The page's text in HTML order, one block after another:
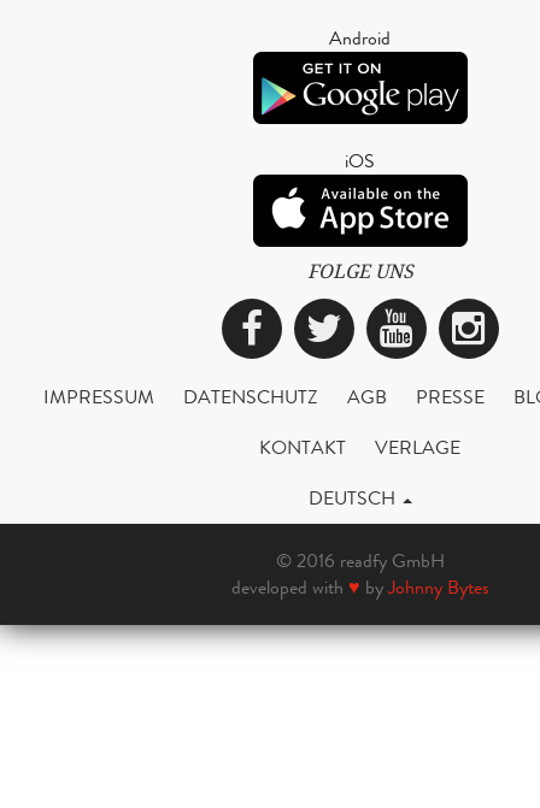
Android
iOS
FOLGE UNS
Facebook
Twitter
IMPRESSUM DATENSCHUTZ AGB PRESSE
KONTAKT
VERLAGE
DEUTSCH
© 2016 readfy GmbH
developed with ♥ byJohnny Bytes